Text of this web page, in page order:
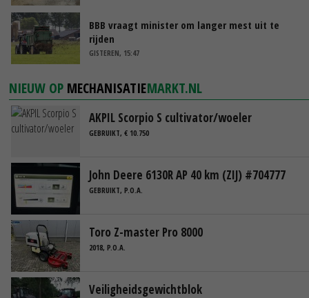
BBB vraagt minister om langer mest uit te
rijden
GISTEREN, 15:47
NIEUW OP MECHANISATIEMARKT.NL
AKPIL Scorpio S cultivator/woeler
GEBRUIKT, € 10.750
John Deere 6130R AP 40 km (ZIJ) #704777
GEBRUIKT, P.O.A.
Toro Z-master Pro 8000
2018, P.O.A.
Veiligheidsgewichtblok